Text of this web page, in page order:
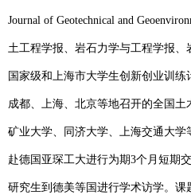
Journal of Geotechnical and
土工程学报、岩石力学与工程学报、
国家级和上海市大学生创新创业训练
成都、上海、北京等地召开的全国土
矿业大学、同济大学、上海交通大学
赴德国亚琛工大进行为期3个月短期
研究生到德美等国进行学术访学。